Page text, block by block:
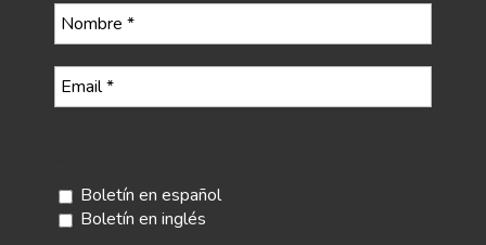
Boletín en español
Boletín en inglés